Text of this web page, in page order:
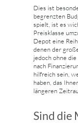
Dies ist
begrenzten
spielt, ist es
Preisklasse
Depot eine
denen der
jedoch ohne
nach
hilfreich sein,
haben, das
längeren
Sind die